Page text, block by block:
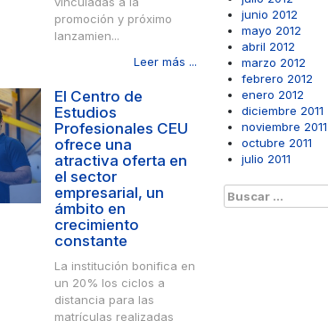
promoción y próximo
lanzamien...
Leer más ...
El Centro de
Estudios
Profesionales CEU
ofrece una
atractiva oferta en
el sector
empresarial, un
ámbito en
crecimiento
constante
La institución bonifica en
un 20% los ciclos a
distancia para las
matrículas realizadas
junio 2012
mayo 2012
abril 2012
marzo 2012
febrero 2012
enero 2012
diciembre 2011
noviembre 2011
octubre 2011
julio 2011
Buscar: